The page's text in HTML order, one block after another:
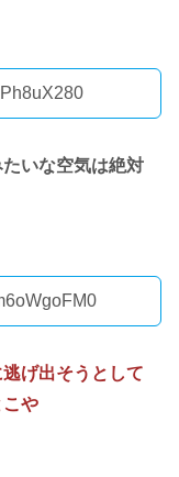
いな空気は絶対
げ出そうとして
や